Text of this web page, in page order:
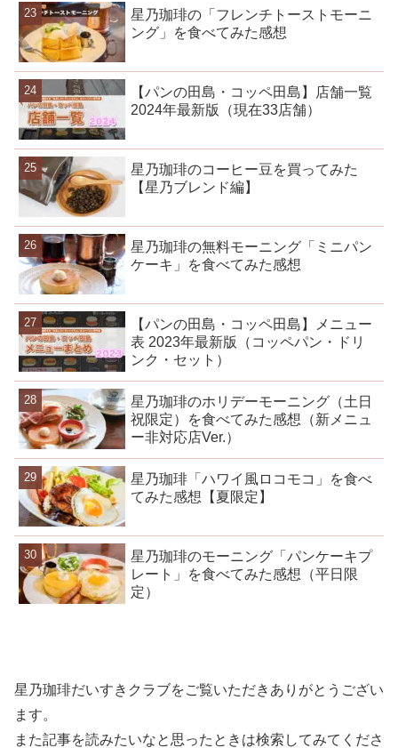
星乃珈琲の「フレンチトーストモーニ
ング」を食べてみた感想
【パンの田島・コッペ田島】店舗一覧
2024年最新版（現在33店舗）
星乃珈琲のコーヒー豆を買ってみた
【星乃ブレンド編】
星乃珈琲の無料モーニング「ミニパン
ケーキ」を食べてみた感想
【パンの田島・コッペ田島】メニュー
表 2023年最新版（コッペパン・ドリ
ンク・セット）
星乃珈琲のホリデーモーニング（土日
祝限定）を食べてみた感想（新メニュ
ー非対応店Ver.）
星乃珈琲「ハワイ風ロコモコ」を食べ
てみた感想【夏限定】
星乃珈琲のモーニング「パンケーキプ
レート」を食べてみた感想（平日限
定）
星乃珈琲だいすきクラブをご覧いただきありがとうござい
ます。
また記事を読みたいなと思ったときは検索してみてくださ